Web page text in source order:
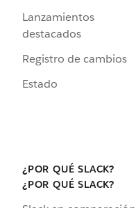
Lanzamientos
destacados
Registro de cambios
Estado
¿POR QUÉ SLACK?
¿POR QUÉ SLACK?